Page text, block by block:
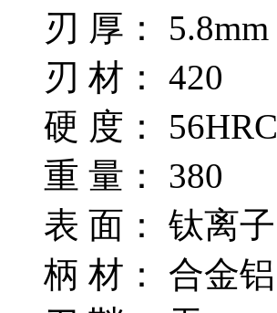
刃 厚： 5.8mm
刃 材： 420
硬 度： 56HRC
重 量： 380
表 面： 钛离子
柄 材： 合金铝